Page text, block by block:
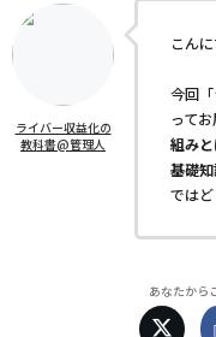
ライバー収益化の
教科書@管理人
こんに
今回「
って
組み
基礎
ではど
あなたから